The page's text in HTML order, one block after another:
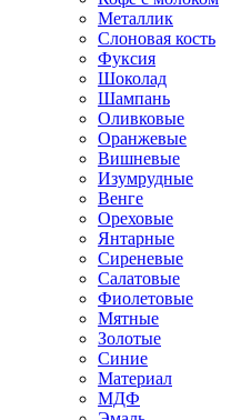
Металлик
Слоновая кость
Фуксия
Шоколад
Шампань
Оливковые
Оранжевые
Вишневые
Изумрудные
Венге
Ореховые
Янтарные
Сиреневые
Салатовые
Фиолетовые
Мятные
Золотые
Синие
Материал
МДФ